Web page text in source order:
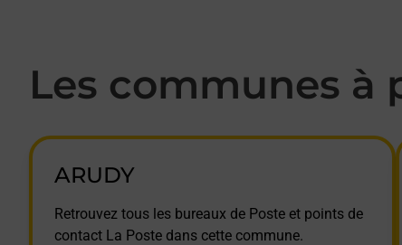
Les communes à
ARUDY
Retrouvez tous les bureaux de Poste et points de
contact La Poste dans cette commune.